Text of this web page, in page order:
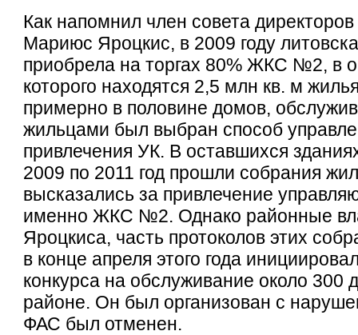
Как напомнил член совета
Мариюс Яроцкис, в 2009 году
приобрела на торгах 80% ЖКС №2, в
которого находятся 2,5 млн кв. м
примерно в половине домов,
жильцами был выбран способ
привлечения УК. В оставшихся
2009 по 2011 год прошли собрания
высказались за привлечение
именно ЖКС №2. Однако районные
Яроцкиса, часть протоколов этих
в конце апреля этого года
конкурса на обслуживание около 300
районе. Он был организован с
ФАС был отменен.